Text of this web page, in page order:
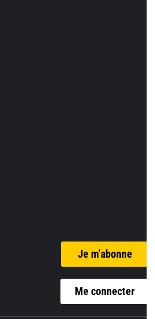
Je m’abonne
Me connecter